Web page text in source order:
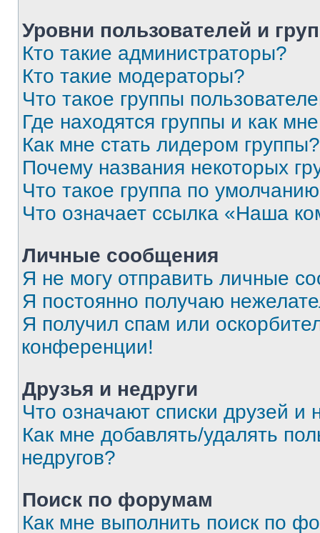
Уровни пользователей и
Кто такие администраторы?
Кто такие модераторы?
Что такое группы
Где находятся группы и как
Как мне стать лидером группы?
Почему названия некоторых
Что такое группа по
Что означает ссылка «Наша
Личные сообщения
Я не могу отправить личные
Я постоянно получаю
Я получил спам или
конференции!
Друзья и недруги
Что означают списки друзей и
Как мне добавлять/удалять
недругов?
Поиск по форумам
Как мне выполнить поиск по